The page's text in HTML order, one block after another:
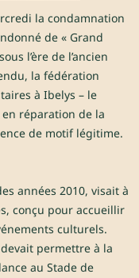
la condamnation
de « Grand
l’ère de l’ancien
la fédération
à Ibelys – le
réparation de la
de motif légitime.
années 2010, visait à
conçu pour accueillir
culturels.
permettre à la
au Stade de